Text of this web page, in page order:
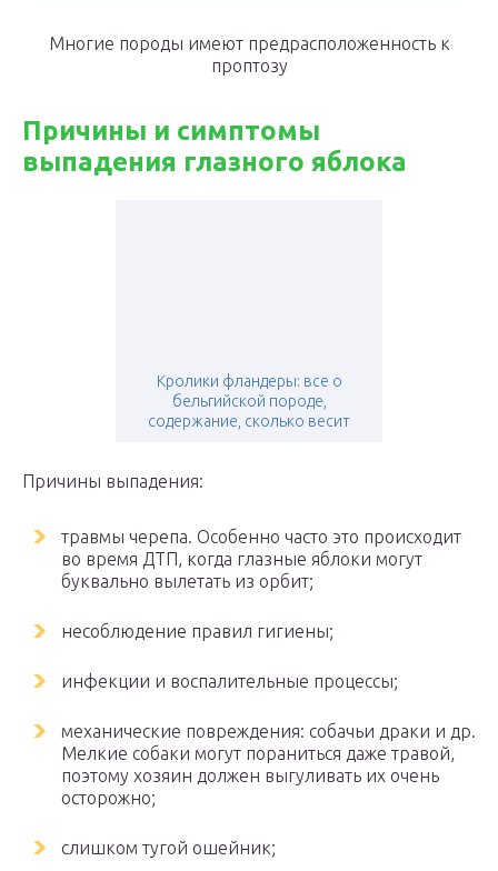
Многие породы имеют предрасположенность к
проптозу
Причины и симптомы
выпадения глазного яблока
Кролики фландеры: все о
бельгийской породе,
содержание, сколько весит
Причины выпадения:
травмы черепа. Особенно часто это происходит
во время ДТП, когда глазные яблоки могут
буквально вылетать из орбит;
несоблюдение правил гигиены;
инфекции и воспалительные процессы;
механические повреждения: собачьи драки и др.
Мелкие собаки могут пораниться даже травой,
поэтому хозяин должен выгуливать их очень
осторожно;
слишком тугой ошейник;